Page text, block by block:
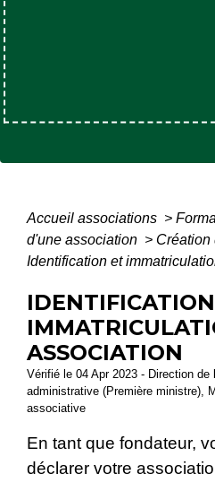
Accueil associations >
d'une association > Création
Identification et
ASSOCIATION
Vérifié le 04 Apr 2023 - Direction de
administrative (Première ministre),
associative
En tant que fondateur,
déclarer votre